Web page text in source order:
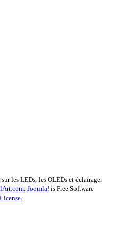
les LEDs, les OLEDs et éclairage.
Joomla! is Free Software